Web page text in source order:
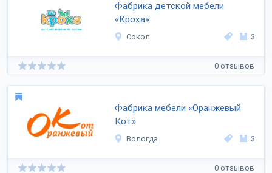
Фабрика детской мебели
«Кроха»
Сокол 3
0 отзывов
Фабрика мебели «Оранжевый
Кот»
Вологда 3
0 отзывов